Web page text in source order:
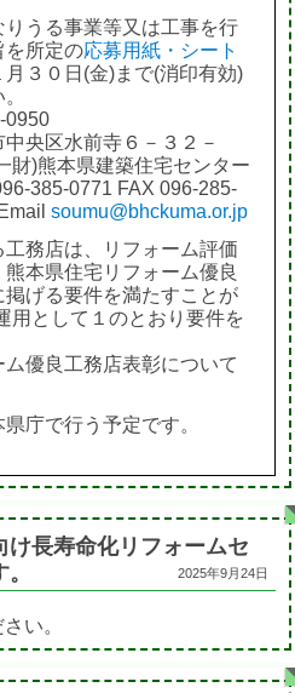
うる事業等又は工事を行
を所定の応募用紙・シート
３０日(金)まで(消印有効)
中央区水前寺６－３２－
財)熊本県建築住宅センター
385-0771 FAX 096-285-
soumu@bhckuma.or.jp
務店は、リフォーム評価
本県住宅リフォーム優良
げる要件を満たすことが
用として１のとおり要件を
優良工務店表彰について
庁で行う予定です。
長寿命化リフォームセ
2025年9月24日
い。